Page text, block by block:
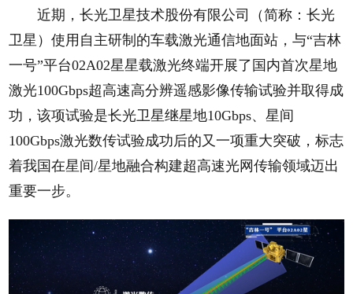
近期，长光卫星技术股份有限公司（简称：长光
卫星）使用自主研制的车载激光通信地面站，与“吉林
一号”平台02A02星星载激光终端开展了国内首次星地
激光100Gbps超高速高分辨遥感影像传输试验并取得成
功，该项试验是长光卫星继星地10Gbps、星间
100Gbps激光数传试验成功后的又一项重大突破，标志
着我国在星间/星地融合构建超高速光网传输领域迈出
重要一步。